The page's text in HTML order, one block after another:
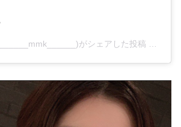
がシェアした投稿 –